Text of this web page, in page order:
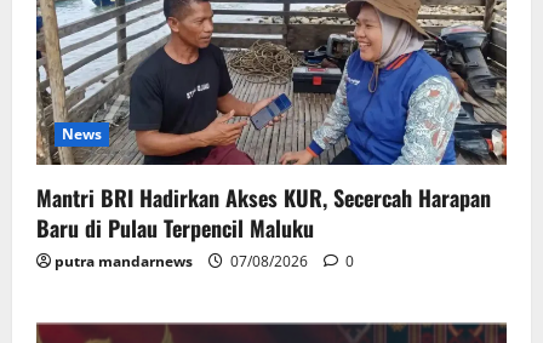
News
Mantri BRI Hadirkan Akses KUR, Secercah Harapan
Baru di Pulau Terpencil Maluku
putra mandarnews 07/08/2026 0